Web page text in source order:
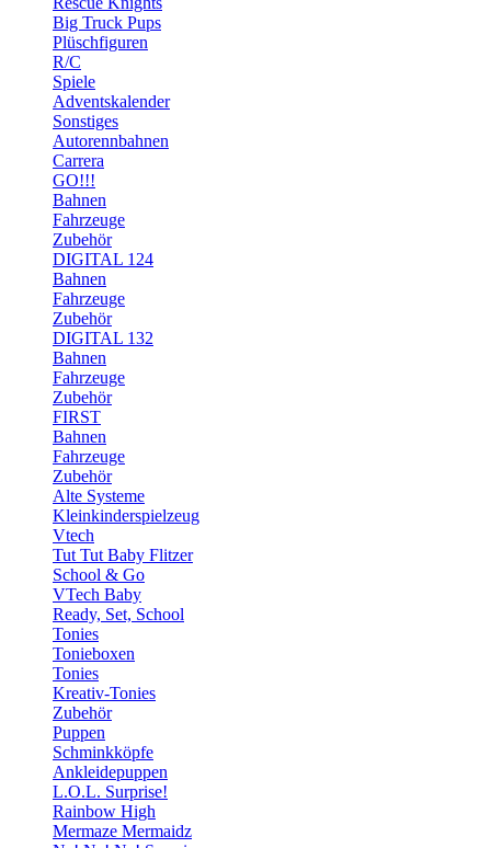
Big Truck Pups
Plüschfiguren
R/C
Spiele
Adventskalender
Sonstiges
Autorennbahnen
Carrera
GO!!!
Bahnen
Fahrzeuge
Zubehör
DIGITAL 124
Bahnen
Fahrzeuge
Zubehör
DIGITAL 132
Bahnen
Fahrzeuge
Zubehör
FIRST
Bahnen
Fahrzeuge
Zubehör
Alte Systeme
Kleinkinderspielzeug
Vtech
Tut Tut Baby Flitzer
School & Go
VTech Baby
Ready, Set, School
Tonies
Tonieboxen
Tonies
Kreativ-Tonies
Zubehör
Puppen
Schminkköpfe
Ankleidepuppen
L.O.L. Surprise!
Rainbow High
Mermaze Mermaidz